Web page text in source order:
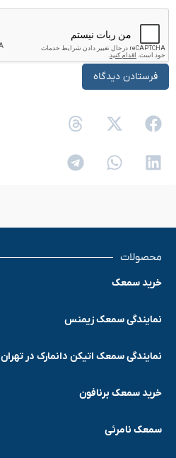
محصولات
خرید سمعک
نمایندگی سمعک زیمنس
نمایندگی سمعک اتیکن دانمارک در تهران
خرید سمعک برنافون
سمعک نامرئی